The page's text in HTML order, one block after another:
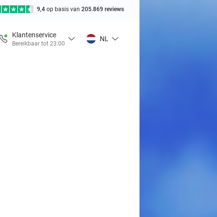
9,4 op basis van 205.869 reviews
Klantenservice
Bereikbaar tot 23:00
NL